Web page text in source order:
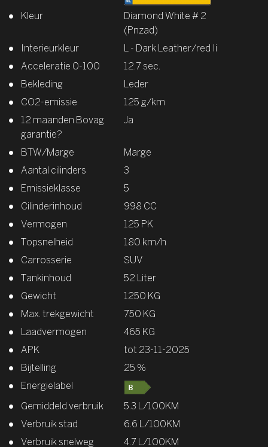
Kleur
Diamond White # 2
(Pnzad)
Interieurkleur
L - Dark Leather/red Ii
Acceleratie 0-100
12.7 sec.
Bekleding
Leder
CO2-emissie
125 g/km
12 maanden Bovag
garantie?
Ja
BTW/Marge
Marge
Aantal cilinders
3
Emissieklasse
5
Cilinderinhoud
998 CC
Vermogen
125 PK
Topsnelheid
180 km/h
Carrosserie
SUV
Tankinhoud
52 Liter
Gewicht
1250 KG
Max. trekgewicht
750 KG
Laadvermogen
465 KG
APK
tot 23-11-2025
Bijtelling
25 %
Energielabel
Gemiddeld verbruik
5.3 L/100KM
Verbruik stad
6.6 L/100KM
Verbruik snelweg
4.7 L/100KM